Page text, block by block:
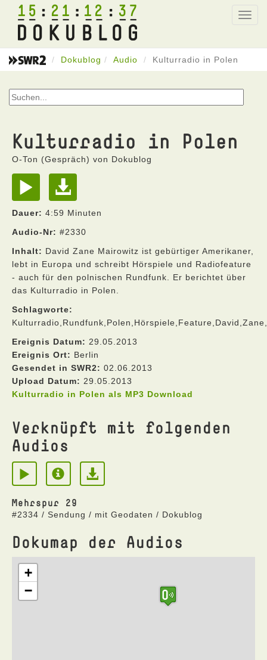
15 21 12 37
Dokublog Audio Kulturradio in Polen
Kulturradio in Polen
O-Ton (Gespräch) von Dokublog
Dauer: 4:59 Minuten
Audio-Nr: #2330
Inhalt: David Zane Mairowitz ist gebürtiger Amerikaner,
lebt in Europa und schreibt Hörspiele und Radiofeature
- auch für den polnischen Rundfunk. Er berichtet über
das Kulturradio in Polen.
Schlagworte:
Ereignis Datum: 29.05.2013
Ereignis Ort: Berlin
Gesendet in SWR2: 02.06.2013
Upload Datum: 29.05.2013
Kulturradio in Polen als MP3 Download
Verknüpft mit folgenden
Audios
Mehrspur 29
#2334 / Sendung / mit Geodaten / Dokublog
Dokumap der Audios